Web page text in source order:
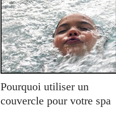
Pourquoi utiliser un
couvercle pour votre spa